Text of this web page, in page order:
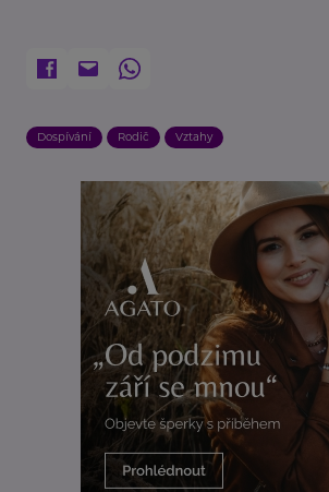
Dospívání Rodič Vztahy